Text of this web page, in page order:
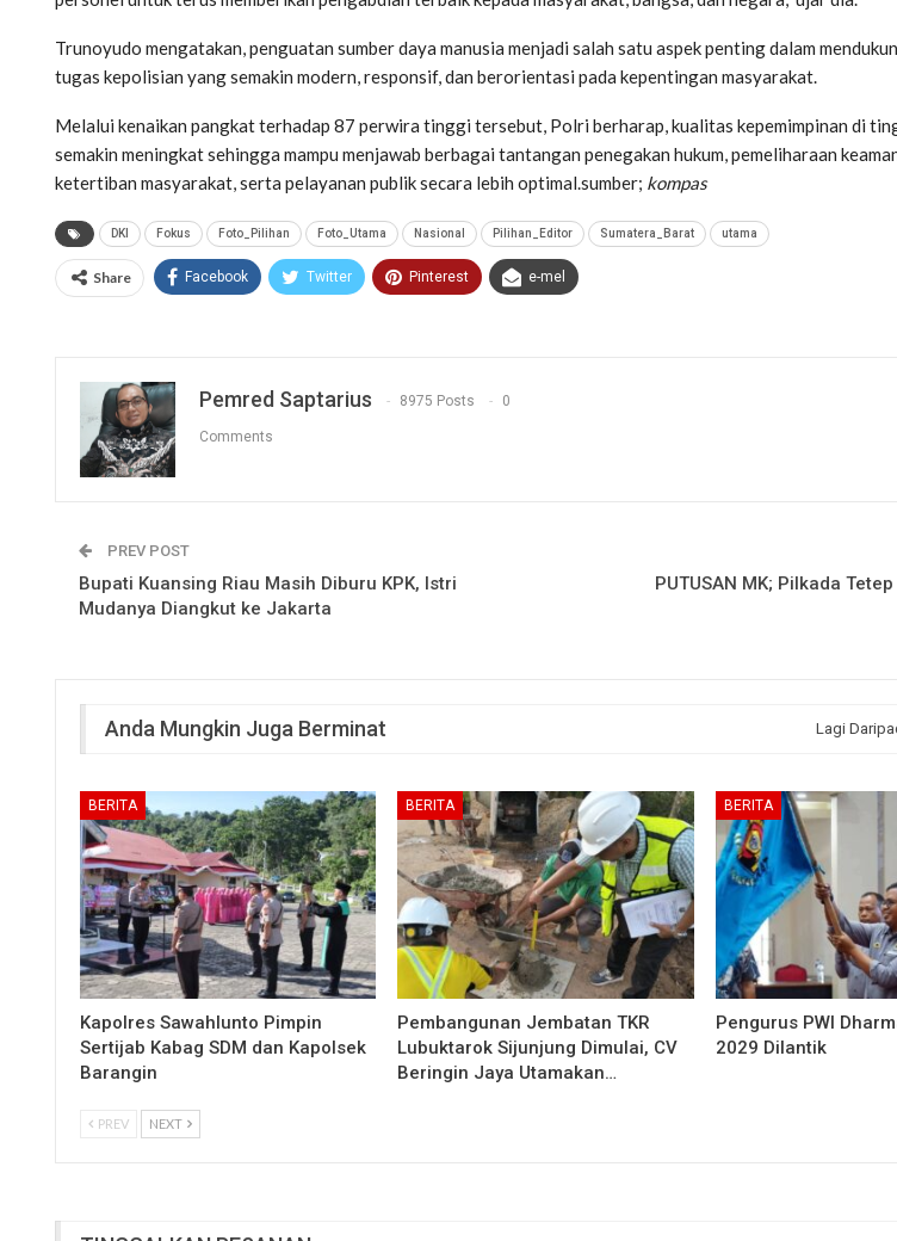
Trunoyudo mengatakan, penguatan sumber daya manusia menjadi salah satu aspek penting dalam
tugas kepolisian yang semakin modern, responsif, dan berorientasi pada kepentingan masyarakat.
Melalui kenaikan pangkat terhadap 87 perwira tinggi tersebut, Polri berharap, kualitas kepemimpinan di
semakin meningkat sehingga mampu menjawab berbagai tantangan penegakan hukum, pemeliharaan
ketertiban masyarakat, serta pelayanan publik secara lebih optimal.sumber; kompas
DKI Fokus Foto_Pilihan Foto_Utama Nasional Pilihan_Editor Sumatera_Barat utama
Share Facebook Twitter Pinterest e-mel
Pemred Saptarius 8975 Posts 0
Comments
PREV POST
Bupati Kuansing Riau Masih Diburu KPK, Istri
Mudanya Diangkut ke Jakarta
PUTUSAN MK; Pilkada
Anda Mungkin Juga Berminat Lagi
BERITA
Kapolres Sawahlunto Pimpin
Sertijab Kabag SDM dan Kapolsek
Barangin
BERITA
Pembangunan Jembatan TKR
Lubuktarok Sijunjung Dimulai, CV
Beringin Jaya Utamakan…
BERITA
Pengurus PWI
2029 Dilantik
PREV NEXT